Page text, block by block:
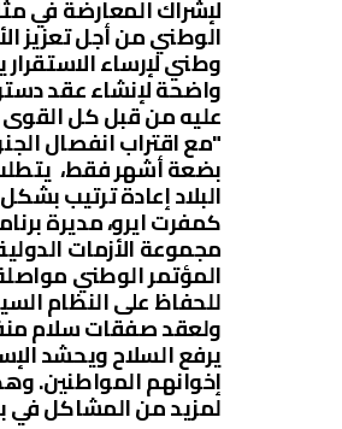
لإشراك المعارضة في
الوطني من أجل تعزيز
وطني لإرساء
واضحة لإنشاء عقد
عليه من قبل كل
"مع اقتراب انفصال
بضعة أشهر فقط،
البلاد إعادة ترتيب
كمفرت ايرو، مديرة
مجموعة الأزمات
المؤتمر الوطني
للحفاظ على النظام
ولعقد صفقات سلام
يرفع السلاح ويحشد
إخوانهم المواطنين.
لمزيد من المشاكل في